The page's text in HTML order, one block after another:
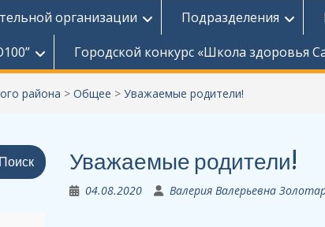
организации Подразделения
Городской конкурс «Школа здоровья
района > Общее > Уважаемые родители!
Уважаемые родители!
04.08.2020 Валерия Валерьевна